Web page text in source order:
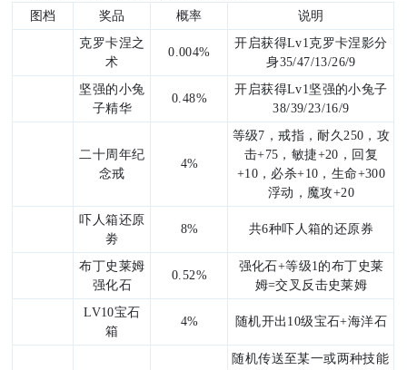
图档
奖品 概率
说明
克罗卡涅之
术
0.004%
开启获得Lv1克罗卡涅影分
身35/47/13/26/9
坚强的小兔
子精华
0.48%
开启获得Lv1坚强的小兔子
38/39/23/16/9
二十周年纪
念戒
4%
等级7，戒指，耐久250，攻
击+75，敏捷+20，回复
+10，必杀+10，生命+300
浮动，魔攻+20
吓人箱还原
劵
8% 共6种吓人箱的还原券
布丁史莱姆
强化石
0.52%
强化石+等级1的布丁史莱
姆=交叉反击史莱姆
LV10宝石
箱
4% 随机开出10级宝石+海洋石
随机传送至某一或两种技能